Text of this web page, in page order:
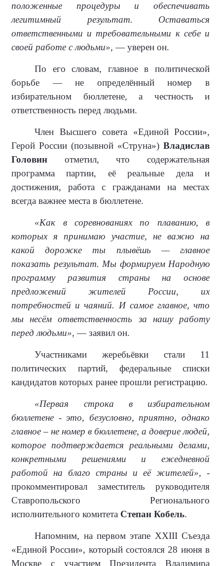
положенные процедуры и обеспечивать
легитимный результат. Оставаться
ответственными и требовательными к себе и
своей работе с людьми», — уверен он.
По его словам, главное в политической
борьбе — не определённый номер в
избирательном бюллетене, а честность и
ответственность перед людьми.
Член Высшего совета «Единой России»,
Герой России (позывной «Струна») Владислав
Головин отметил, что содержательная
программа партии, её реальные дела и
достижения, работа с гражданами на местах
всегда важнее места в бюллетене.
«Как в соревнованиях по плаванию, в
которых я принимаю участие, не важно на
какой дорожке ты плывёшь — главное
показать результат. Мы формируем Народную
программу развития страны на основе
предложений жителей России, их
потребностей и чаяний. И самое главное, что
мы несём ответственность за нашу работу
перед людьми», — заявил он.
Участниками жеребьёвки стали 11
политических партий, федеральные списки
кандидатов которых ранее прошли регистрацию.
«Первая строка в избирательном
бюллетене - это, безусловно, приятно, однако
главное – не номер в бюллетене, а доверие людей,
которое подтверждается реальными делами,
конкретными решениями и ежедневной
работой на благо страны и её жителей», -
прокомментировал заместитель руководителя
Ставропольского Регионального
исполнительного комитета Степан Кобель.
Напомним, на первом этапе XXIII Съезда
«Единой России», который состоялся 28 июня в
Москве с участием Президента Владимира